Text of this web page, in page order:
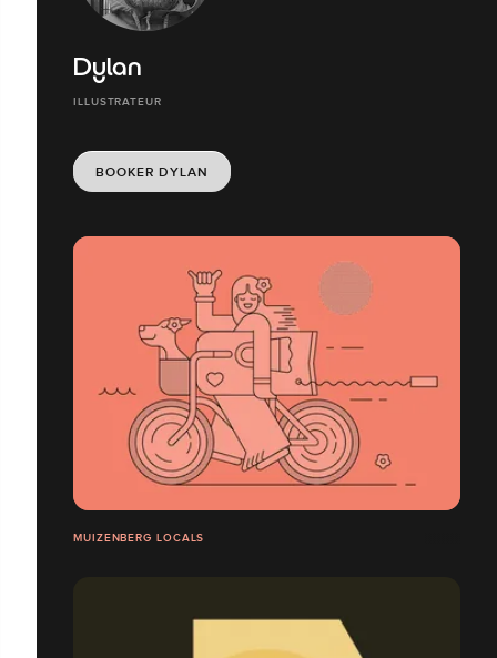
Dylan
ILLUSTRATEUR
BOOKER DYLAN
MUIZENBERG LOCALS